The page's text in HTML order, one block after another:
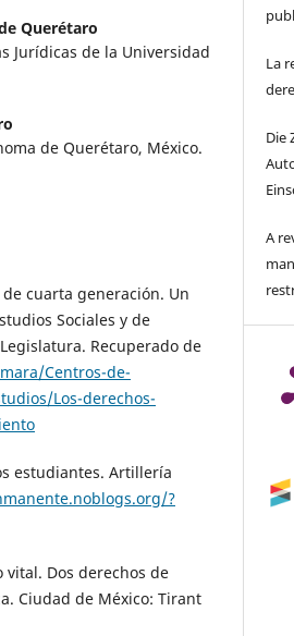
Querétaro
Jurídicas de la Universidad
de Querétaro, México.
cuarta generación. Un
Sociales y de
Recuperado de
Centros-de-
Los-derechos-
estudiantes. Artillería
?
Dos derechos de
Ciudad de México: Tirant
La
Die
A